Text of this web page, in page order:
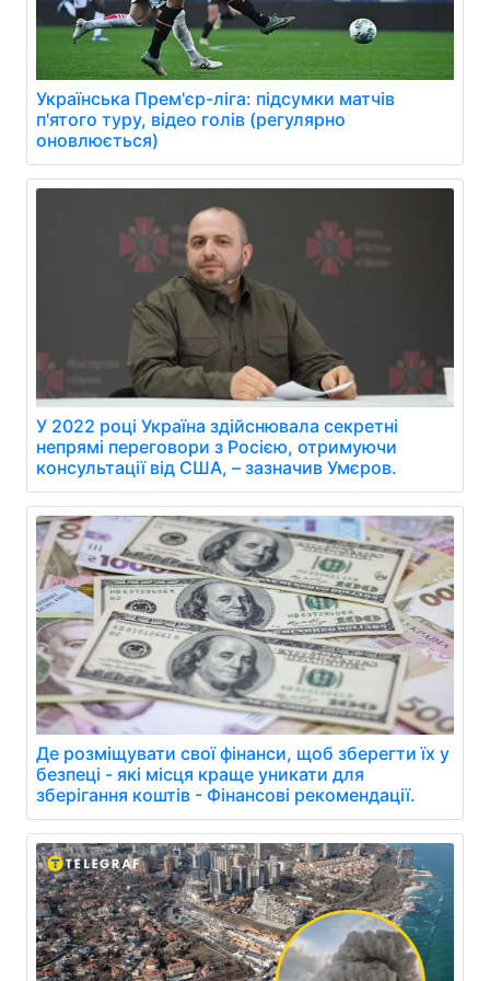
Українська Прем'єр-ліга: підсумки матчів
п'ятого туру, відео голів (регулярно
оновлюється)
У 2022 році Україна здійснювала секретні
непрямі переговори з Росією, отримуючи
консультації від США, – зазначив Умєров.
Де розміщувати свої фінанси, щоб зберегти їх у
безпеці - які місця краще уникати для
зберігання коштів - Фінансові рекомендації.